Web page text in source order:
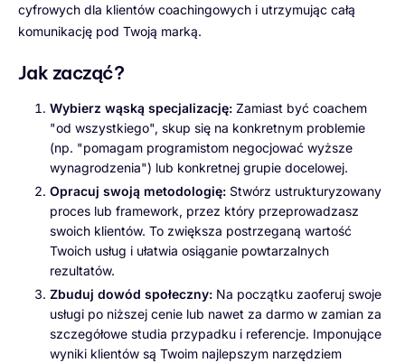
cyfrowych dla klientów coachingowych i utrzymując całą
komunikację pod Twoją marką.
Jak zacząć?
Wybierz wąską specjalizację: Zamiast być coachem
"od wszystkiego", skup się na konkretnym problemie
(np. "pomagam programistom negocjować wyższe
wynagrodzenia") lub konkretnej grupie docelowej.
Opracuj swoją metodologię: Stwórz ustrukturyzowany
proces lub framework, przez który przeprowadzasz
swoich klientów. To zwiększa postrzeganą wartość
Twoich usług i ułatwia osiąganie powtarzalnych
rezultatów.
Zbuduj dowód społeczny: Na początku zaoferuj swoje
usługi po niższej cenie lub nawet za darmo w zamian za
szczegółowe studia przypadku i referencje. Imponujące
wyniki klientów są Twoim najlepszym narzędziem